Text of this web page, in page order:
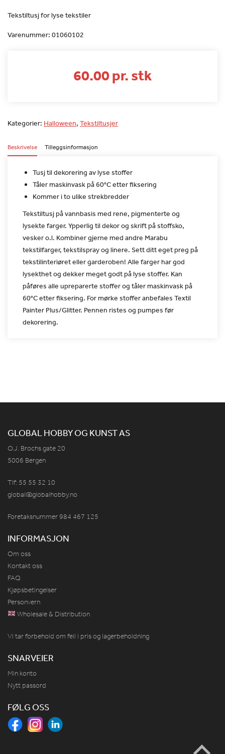
Tekstiltusj for lyse tekstiler
Varenummer: 01060102
60.00 pr. stk
Kategorier: Halloween, Tekstiltusjer
Beskrivelse Tilleggsinformasjon
Tusj til dekorering av lyse stoffer
Tåler maskinvask på 60°C etter fiksering
Kommer i to ulike strekbredder
Tekstiltusj på vannbasis med rene, pigmenterte og
lysekte farger. Ypperlig til dekor og skrift på stoffsko,
vesker o.l. Kombinergjerne med andre Marabu
tekstilfarger, tekstilspray og linere. Settditt eget preg på
tekstilinteriøret eller garderoben! Alle farger har god
lysekthet og dekker meget godt på lyse stoffer. Kan
påføres alle upreparerte stoffer og tåler maskinvask på
60°Cetter fiksering. For mørke stoffer anbefales Textil
Painter Plus/Glitter. Pennen ristes og pumpes før
dekorering.
GLOBAL HOBBY OG KUNST AS
O.J. Brochs gate 20
5006 Bergen
Tlf: 55 55 32 10
global@globalhobby.no
Foretaksnummer 984 467 125
INFORMASJON
Om oss
Kontakt oss
FAQ
Kjøpsbetingelser
Personvern
Wholesale & Distribution
Vi tar forbehold om feil i pris og lagerbeholdning
SNARVEIER
Min konto
Nytt passord
FØLG OSS